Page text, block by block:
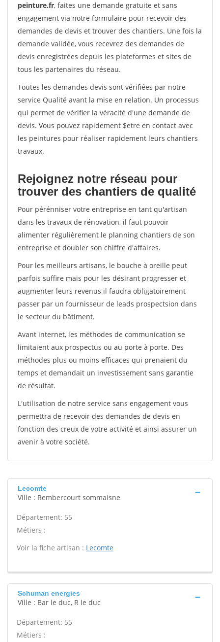
peinture.fr, faites une demande gratuite et sans
engagement via notre formulaire pour recevoir des
demandes de devis et trouver des chantiers. Une fois la
demande validée, vous recevrez des demandes de
devis enregistrées depuis les plateformes et sites de
tous les partenaires du réseau.
Toutes les demandes devis sont vérifiées par notre
service Qualité avant la mise en relation. Un processus
qui permet de vérifier la véracité d'une demande de
devis. Vous pouvez rapidement $etre en contact avec
les peintures pour réaliser rapidement leurs chantiers
travaux.
Rejoignez notre réseau pour
trouver des chantiers de qualité
Pour pérénniser votre entreprise en tant qu'artisan
dans les travaux de rénovation, il faut pouvoir
alimenter régulièrement le planning chantiers de son
entreprise et doubler son chiffre d'affaires.
Pour les meilleurs artisans, le bouche à oreille peut
parfois suffire mais pour les désirant progresser et
augmenter leurs revenus il faudra obligatoirement
passer par un fournisseur de leads prospectsion dans
le secteur du bâtiment.
Avant internet, les méthodes de communication se
limitaient aux prospectus ou au porte à porte. Des
méthodes plus ou moins efficaces qui prenaient du
temps et demandait un investissement sans garantie
de résultat.
L'utilisation de notre service sans engagement vous
permettra de recevoir des demandes de devis en
fonction des creux de votre activité et ainsi assurer un
avenir à votre société.
Lecomte
Ville : Rembercourt sommaisne
Département: 55
Métiers :
Voir la fiche artisan : Lecomte
Schuman energies
Ville : Bar le duc, R le duc
Département: 55
Métiers :